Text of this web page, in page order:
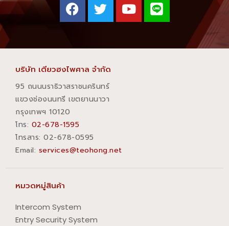
บริษัท เตียวฮงไพศาล จำกัด
95 ถนนนราธิวาสราชนครินทร์
แขวงช่องนนทรี เขตยานนาวา
กรุงเทพฯ 10120
โทร: 02-678-1595
โทรสาร:​ 02-678-0595
Email: services@teohong.net
หมวดหมู่สินค้า
Intercom System
Entry Security System